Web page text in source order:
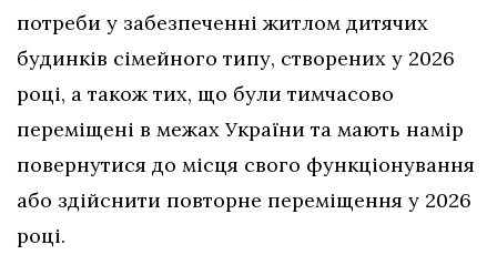
потреби у забезпеченні житлом дитячих
будинків сімейного типу, створених у 2026
році, а також тих, що були тимчасово
переміщені в межах України та мають намір
повернутися до місця свого функціонування
або здійснити повторне переміщення у 2026
році.